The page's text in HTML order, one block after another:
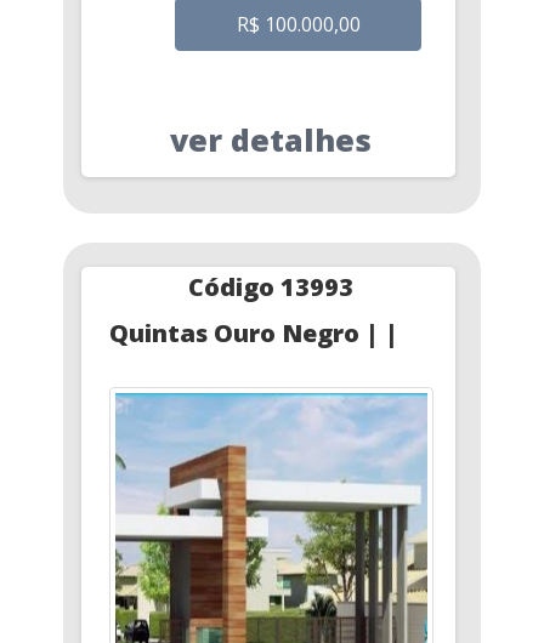
R$ 100.000,00
ver detalhes
Código 13993
Quintas Ouro Negro | |